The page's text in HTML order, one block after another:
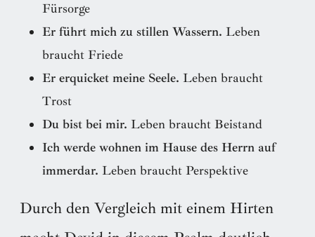
Fürsorge
Er führt mich zu stillen Wassern. Leben
braucht Friede
Er erquicket meine Seele. Leben braucht
Trost
Du bist bei mir. Leben braucht Beistand
Ich werde wohnen im Hause des Herrn auf
immerdar. Leben braucht Perspektive
Durch den Vergleich mit einem Hirten